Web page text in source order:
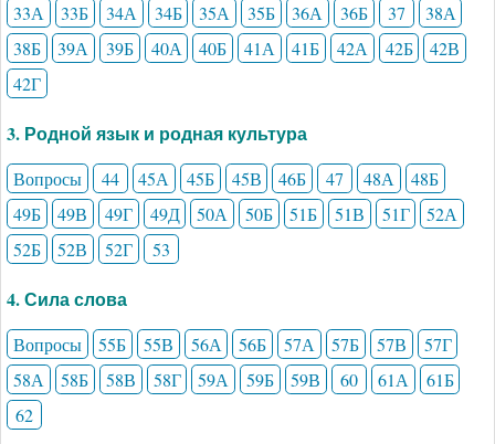
33А 33Б 34А 34Б 35А 35Б 36А 36Б 37
38А
38Б
39А 39Б 40А 40Б 41А 41Б 42А 42Б
42В
42Г
3. Родной язык и родная культура
Вопросы 44 45А 45Б 45В 46Б 47 48А
48Б
49Б
49В 49Г 49Д 50А 50Б 51Б 51В 51Г
52А
52Б
52В 52Г 53
4. Сила слова
Вопросы 55Б 55В 56А 56Б 57А 57Б 57В
57Г
58А
58Б 58В 58Г 59А 59Б 59В 60 61А
61Б
62